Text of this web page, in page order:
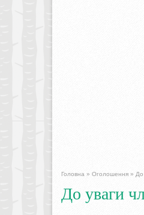
Головна » Оголошення » До
До уваги